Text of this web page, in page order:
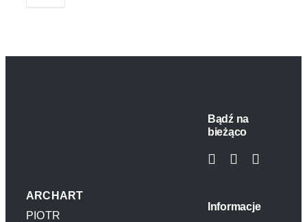
ARCHART
PIOTR
Bądź na
bieżąco
Informacje